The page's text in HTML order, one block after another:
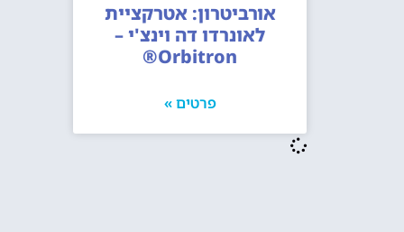
אורביטרון: אטרקציית
לאונרדו דה וינצ'י –
Orbitron®
פרטים »